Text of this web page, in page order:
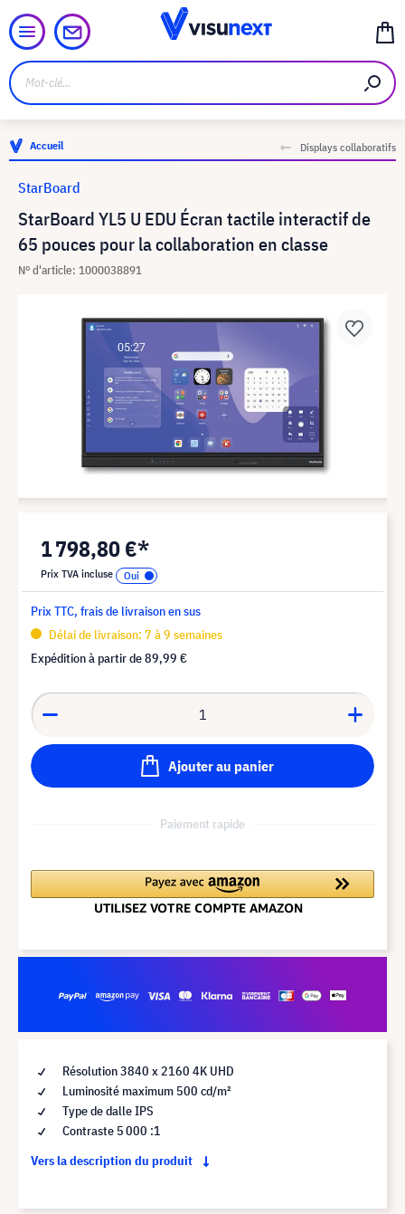
Accueil Displays collaboratifs
StarBoard YL5 U EDU Écran tactile interactif de
65 pouces pour la collaboration en classe
N° d'article: 1000038891
StarBoard
1 798,80 €*
Prix TVA incluse
Prix TTC, frais de livraison en sus
Délai de livraison: 7 à 9 semaines
Expédition à partir de89,99 €
Ajouter au panier
Paiement rapide
Résolution 3840 x 2160 4K UHD
Luminosité maximum 500 cd/m²
Type de dalle IPS
Contraste 5 000 :1
Vers la description du produit